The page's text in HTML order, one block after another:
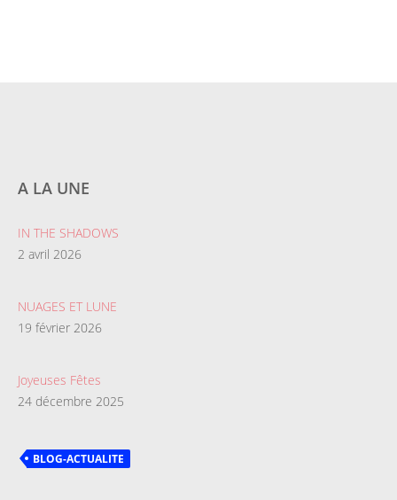
A LA UNE
IN THE SHADOWS
2 avril 2026
NUAGES ET LUNE
19 février 2026
Joyeuses Fêtes
24 décembre 2025
BLOG-ACTUALITE